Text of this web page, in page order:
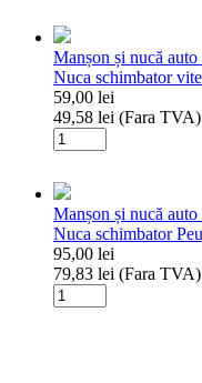
Polo
Nuca
schimbator
OPEL
CORSA
D
2006-
2014
Manșon și nucă
Nuca schimbator
59,00 lei
49,58 lei (Fara TVA)
Cantitate
Nuca
viteze
+
manson
compatibil
Volkswagen
Golf
Manșon și nucă
Nuca schimbator
95,00 lei
79,83 lei (Fara TVA)
Cantitate
Nuca